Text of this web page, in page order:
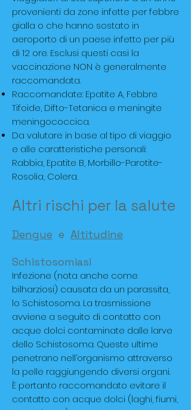
provenienti da zone infette per febbre
gialla o che hanno sostato in
aeroporto di un paese infetto per più
di 12 ore. Esclusi questi casi la
vaccinazione NON è generalmente
raccomandata.
Raccomandate: Epatite A, Febbre
Tifoide, Difto-Tetanica e meningite
meningococcica.
Da valutare in base al tipo di viaggio
e alle caratteristiche personali:
Rabbia, Epatite B, Morbillo-Parotite-
Rosolia, Colera.
Altri rischi per la salute
Dengue e Altitudine
Schistosomiasi
Infezione (nota anche come
bilharziosi) causata da un parassita,
lo Schistosoma. La trasmissione
avviene a seguito di contatto con
acque dolci contaminate dalle larve
dello Schistosoma. Queste ultime
penetrano nell’organismo attraverso
la pelle raggiungendo diversi organi.
È pertanto raccomandato evitare il
contatto con acque dolci (laghi, fiumi,